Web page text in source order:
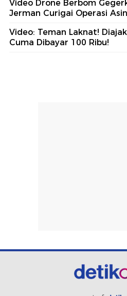
Video Drone Berbom
Jerman Curigai Operasi
Video: Teman Laknat!
Cuma Dibayar 100 Ribu!